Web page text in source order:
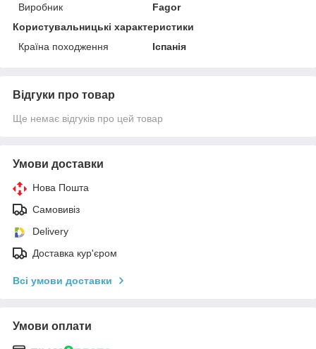
Виробник
Fagor
Користувальницькі характеристики
Країна походження
Іспанія
Відгуки про товар
Ще немає відгуків про цей товар
Умови доставки
Нова Пошта
Самовивіз
Delivery
Доставка кур'єром
Всі умови доставки
Умови оплати